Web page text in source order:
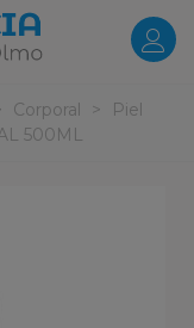
Corporal >
Piel
500ML